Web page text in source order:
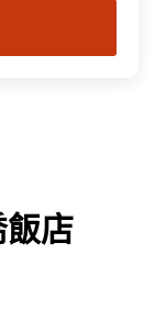
飯店